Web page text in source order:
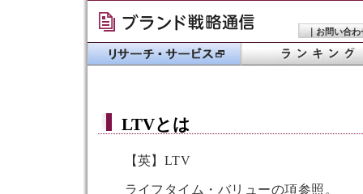
｜ お問い合わ
LTVとは
【英】LTV
ライフタイム・バリューの項参照。